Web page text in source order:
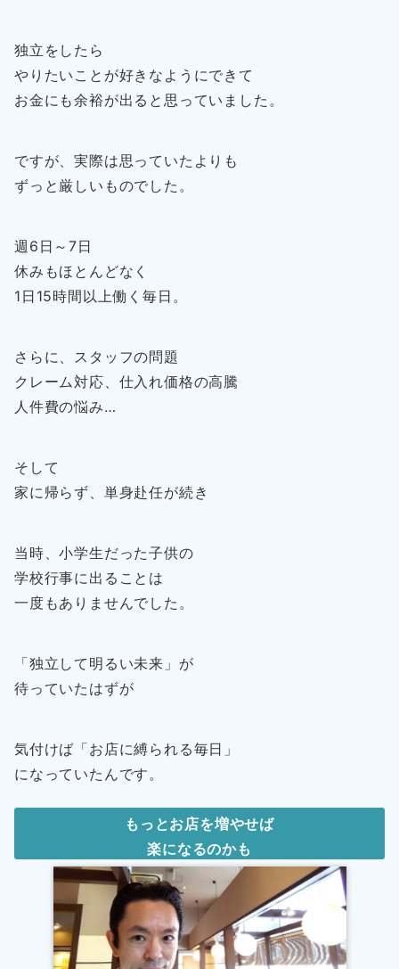
独立をしたら
やりたいことが好きなようにできて
お金にも余裕が出ると思っていました。
ですが、実際は思っていたよりも
ずっと厳しいものでした。
週6日～7日
休みもほとんどなく
1日15時間以上働く毎日。
さらに、スタッフの問題
クレーム対応、仕入れ価格の高騰
人件費の悩み…
そして
家に帰らず、単身赴任が続き
当時、小学生だった子供の
学校行事に出ることは
一度もありませんでした。
「独立して明るい未来」が
待っていたはずが
気付けば「お店に縛られる毎日」
になっていたんです。
もっとお店を増やせば
楽になるのかも